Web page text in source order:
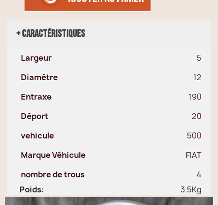
+ Caractéristiques
Largeur
5
Diamètre
12
Entraxe
190
Déport
20
vehicule
500
Marque Véhicule
FIAT
nombre de trous
4
Poids:
3.5Kg